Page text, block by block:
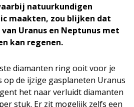
natuurkundigen
maakten, zou blijken dat
Uranus en Neptunus met
kan regenen.
diamanten ring ooit voor je
op de ijzige gasplaneten Uranus
het naar verluidt diamanten
stuk. Er zit mogelijk zelfs een